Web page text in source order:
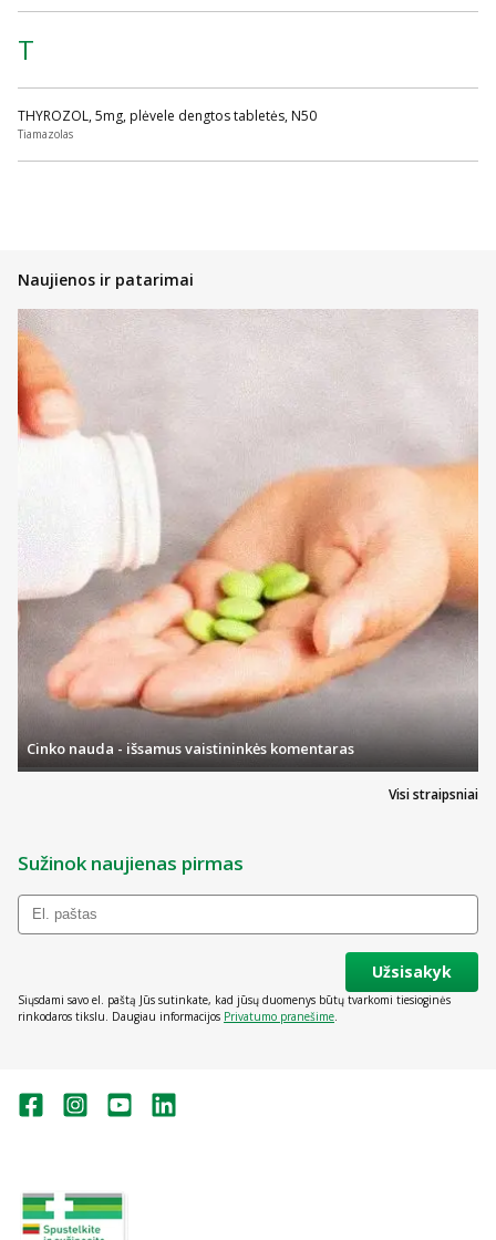
T
THYROZOL, 5mg, plėvele dengtos tabletės, N50
Tiamazolas
Naujienos ir patarimai
Visi straipsniai
Cinko nauda - išsamus vaistininkės komentaras
Sužinok naujienas pirmas
Užsisakyk
Siųsdami savo el. paštą Jūs sutinkate, kad jūsų duomenys būtų tvarkomi tiesioginės
rinkodaros tikslu. Daugiau informacijos Privatumo pranešime.